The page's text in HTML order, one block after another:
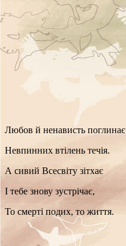
Любов й ненависть поглинає
Невпинних втілень течія.
А сивий Всесвіту зітхає
І тебе знову зустрічає,
То смерті подих, то життя.